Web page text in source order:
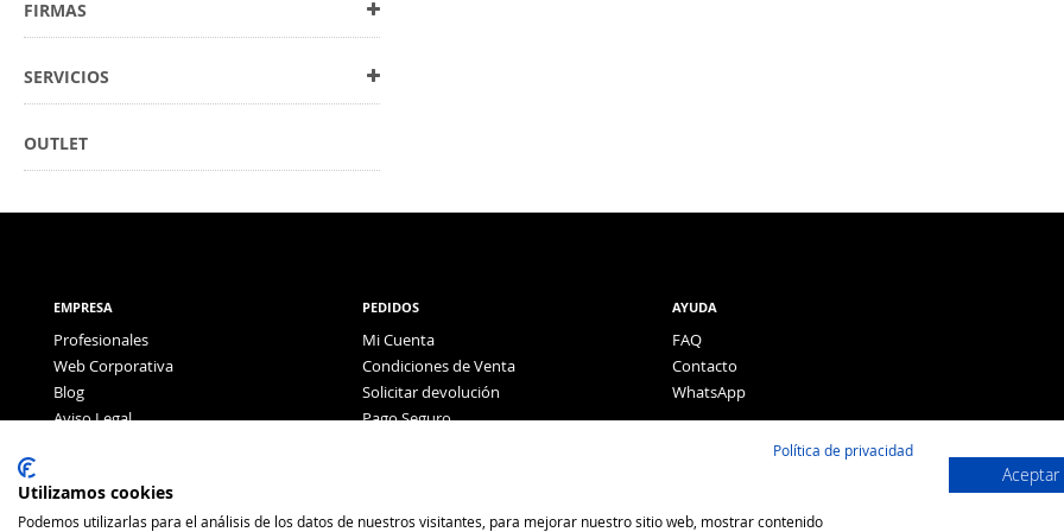
FIRMAS
SERVICIOS
OUTLET
EMPRESA
Profesionales
Web Corporativa
Blog
Aviso Legal
PEDIDOS
Mi Cuenta
Condiciones de Venta
Solicitar devolución
Pago Seguro
AYUDA
FAQ
Contacto
WhatsApp
Política de privacidad
Utilizamos cookies
Podemos utilizarlas para el análisis de los datos de nuestros visitantes, para mejorar nuestro sitio web, mostrar contenido